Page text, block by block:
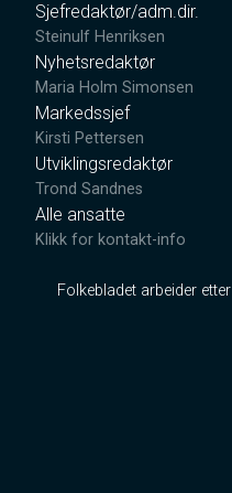
Sjefredaktør/adm.dir.
Steinulf Henriksen
Nyhetsredaktør
Maria Holm Simonsen
Markedssjef
Kirsti Pettersen
Utviklingsredaktør
Trond Sandnes
Alle ansatte
Klikk for kontakt-info
Folkebladet arbeider etter